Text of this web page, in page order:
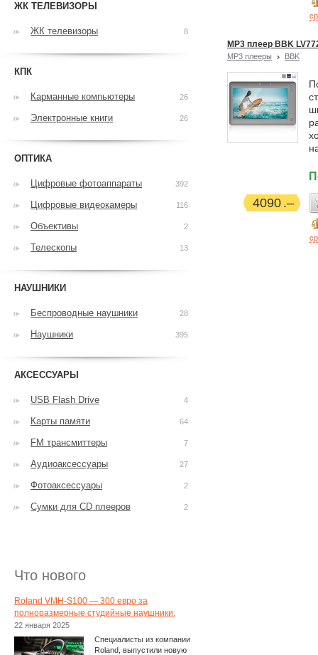
MP3 плеер BBK
MP3 плееры BBK
4090
ЖК ТЕЛЕВИЗОРЫ
ЖК телевизоры 8
КПК
Карманные компьютеры 26
Электронные книги 26
ОПТИКА
Цифровые фотоаппараты 392
Цифровые видеокамеры 116
Объективы 2
Телескопы 13
НАУШНИКИ
Беспроводные наушники 28
Наушники 395
АКСЕССУАРЫ
USB Flash Drive 4
Карты памяти 64
FM трансмиттеры 7
Аудиоаксессуары 27
Фотоаксессуары 2
Сумки для CD плееров 2
Что нового
Roland VMH-S100 — 300 евро за
полноразмерные студийные наушники.
22 января 2025
Специалисты из компании
Roland, выпустили новую